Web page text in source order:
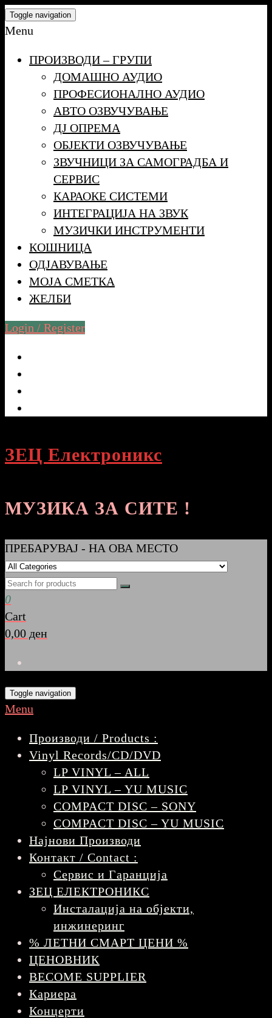
Skip
to
content
Toggle navigation
Menu
ПРОИЗВОДИ – ГРУПИ
ДОМАШНО АУДИО
ПРОФЕСИОНАЛНО АУДИО
АВТО ОЗВУЧУВАЊЕ
ДЈ ОПРЕМА
ОБЈЕКТИ ОЗВУЧУВАЊЕ
ЗВУЧНИЦИ ЗА САМОГРАДБА И
СЕРВИС
КАРАОКЕ СИСТЕМИ
ИНТЕГРАЦИЈА НА ЗВУК
МУЗИЧКИ ИНСТРУМЕНТИ
КОШНИЦА
ОДЈАВУВАЊЕ
МОЈА СМЕТКА
ЖЕЛБИ
Login / Register
ЗЕЦ Електроникс
МУЗИКА ЗА СИТЕ !
ПРЕБАРУВАЈ - НА ОВА МЕСТО
0
Cart
0,00 ден
Toggle navigation
Menu
Производи / Products :
Vinyl Records/CD/DVD
LP VINYL – ALL
LP VINYL – YU MUSIC
COMPACT DISC – SONY
COMPACT DISC – YU MUSIC
Најнови Производи
Контакт / Contact :
Сервис и Гаранција
ЗЕЦ ЕЛЕКТРОНИКС
Инсталација на објекти,
инжинеринг
% ЛЕТНИ СМАРТ ЦЕНИ %
ЦЕНОВНИК
BECOME SUPPLIER
Кариера
Концерти